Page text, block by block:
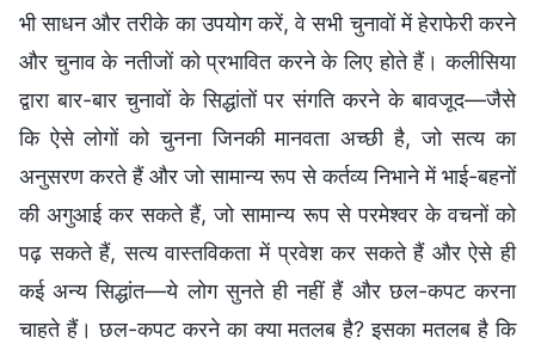
भी साधन और तरीके का उपयोग करें, वे सभी चुनावों में हेराफेरी करने
और चुनाव के नतीजों को प्रभावित करने के लिए होते हैं। कलीसिया
द्वारा बार-बार चुनावों के सिद्धांतों पर संगति करने के बावजूद—जैसे
कि ऐसे लोगों को चुनना जिनकी मानवता अच्छी है, जो सत्य का
अनुसरण करते हैं और जो सामान्य रूप से कर्तव्य निभाने में भाई-बहनों
की अगुआई कर सकते हैं, जो सामान्य रूप से परमेश्वर के वचनों को
पढ़ सकते हैं, सत्य वास्तविकता में प्रवेश कर सकते हैं और ऐसे ही
कई अन्य सिद्धांत—ये लोग सुनते ही नहीं हैं और छल-कपट करना
चाहते हैं। छल-कपट करने का क्या मतलब है? इसका मतलब है कि